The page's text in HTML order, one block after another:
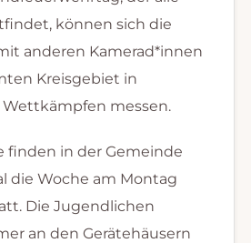
können sich die
anderen Kamerad*innen
Kreisgebiet in
messen.
finden in der Gemeinde
die Woche am Montag
Die Jugendlichen
an den Gerätehäusern